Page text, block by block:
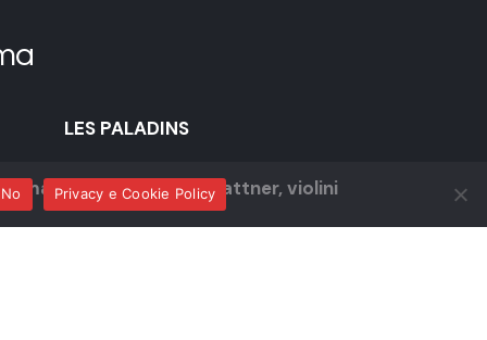
LES PALADINS
e Catherine Plattner, violini
No Privacy e Cookie Policy